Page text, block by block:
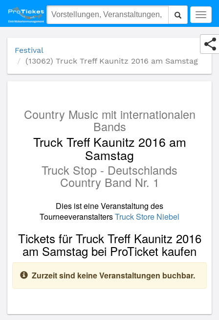
(13062) Truck Treff Kaunitz 2016 am Samstag
Festival
(13062) Truck Treff Kaunitz 2016 am Samstag
Country Music mit internationalen
Bands
Truck Treff Kaunitz 2016 am
Samstag
Truck Stop - Deutschlands
Country Band Nr. 1
Dies ist eine Veranstaltung des
TourneeveranstaltersTruck Store Niebel
Tickets für Truck Treff Kaunitz 2016
am Samstag bei ProTicket kaufen
Zurzeit sind keine Veranstaltungen buchbar.